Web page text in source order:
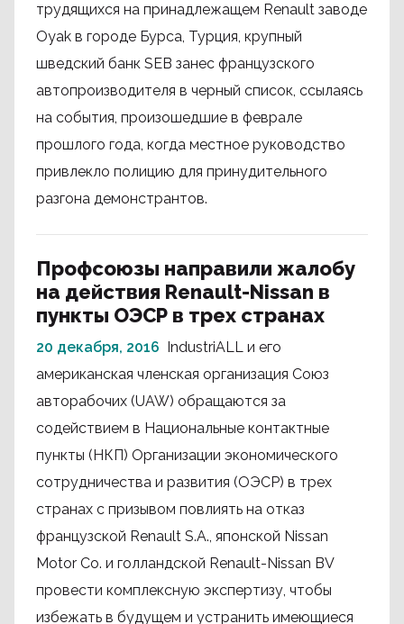
трудящихся на принадлежащем Renault заводе
Oyak в городе Бурса, Турция, крупный
шведский банк SEB занес французского
автопроизводителя в черный список, ссылаясь
на события, произошедшие в феврале
прошлого года, когда местное руководство
привлекло полицию для принудительного
разгона демонстрантов.
Профсоюзы направили жалобу
на действия Renault-Nissan в
пункты ОЭСР в трех странах
20 декабря, 2016 IndustriALL и его
американская членская организация Союз
авторабочих (UAW) обращаются за
содействием в Национальные контактные
пункты (НКП) Организации экономического
сотрудничества и развития (ОЭСР) в трех
странах с призывом повлиять на отказ
французской Renault S.A., японской Nissan
Motor Co. и голландской Renault-Nissan BV
провести комплексную экспертизу, чтобы
избежать в будущем и устранить имеющиеся